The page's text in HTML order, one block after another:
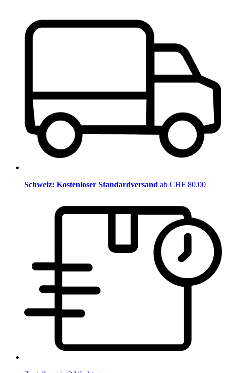
Schweiz: Kostenloser Standardversand ab CHF 80.00